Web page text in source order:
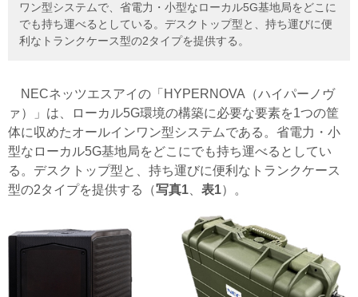
ワン型システムで、省電力・小型なローカル5G基地局をどこに
でも持ち運べるとしている。デスクトップ型と、持ち運びに便
利なトランクケース型の2タイプを提供する。
NECネッツエスアイの「HYPERNOVA（ハイパーノヴ
ァ）」は、ローカル5G環境の構築に必要な要素を1つの筐
体に収めたオールインワン型システムである。省電力・小
型なローカル5G基地局をどこにでも持ち運べるとしてい
る。デスクトップ型と、持ち運びに便利なトランクケース
型の2タイプを提供する（写真1 表1）。